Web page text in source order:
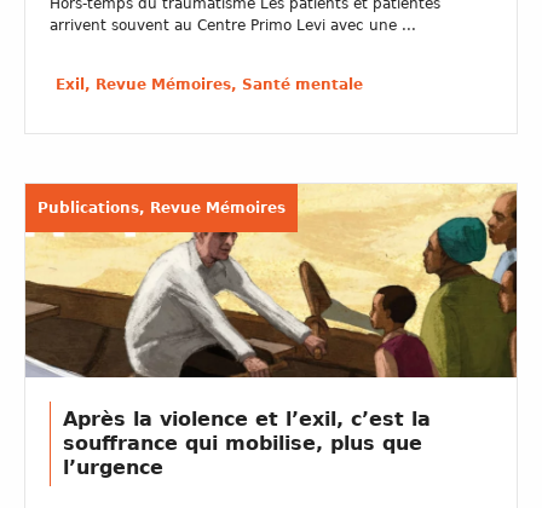
Hors-temps du traumatisme Les patients et patientes
arrivent souvent au Centre Primo Levi avec une ...
Exil, Revue Mémoires, Santé mentale
Publications, Revue Mémoires
Après la violence et l’exil, c’est la
souffrance qui mobilise, plus que
l’urgence